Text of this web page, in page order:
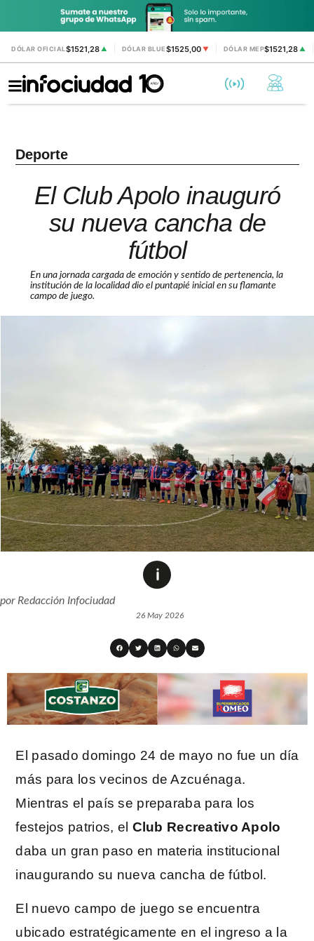
DÓLAR OFICIAL$1521,28 ▲ DÓLAR BLUE$1525,00 ▼ DÓLAR MEP$1521,28▲
Deporte
El Club Apolo inauguró
su nueva cancha de
fútbol
En una jornada cargada de emoción y sentido de pertenencia, la
institución de la localidad dio el puntapié inicial en su flamante
campo de juego.
porRedacción Infociudad
26 May 2026
El pasado domingo 24 de mayo no fue un día
más para los vecinos de Azcuénaga.
Mientras el país se preparaba para los
festejos patrios, el Club Recreativo Apolo
daba un gran paso en materia institucional
inaugurando su nueva cancha de fútbol.
El nuevo campo de juego se encuentra
ubicado estratégicamente en el ingreso a la